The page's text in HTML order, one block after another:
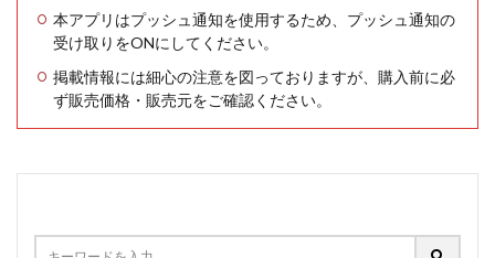
本アプリはプッシュ通知を使用するため、プッシュ通知の
受け取りをONにしてください。
掲載情報には細心の注意を図っておりますが、購入前に必
ず販売価格・販売元をご確認ください。